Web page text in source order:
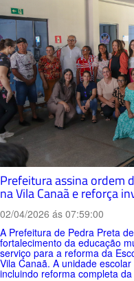
Prefeitura assina ordem
na Vila Canaã e reforça
02/04/2026 ás 07:59:00
A Prefeitura de Pedra Preta
fortalecimento da educação
serviço para a reforma da
Vila Canaã. A unidade
incluindo reforma completa